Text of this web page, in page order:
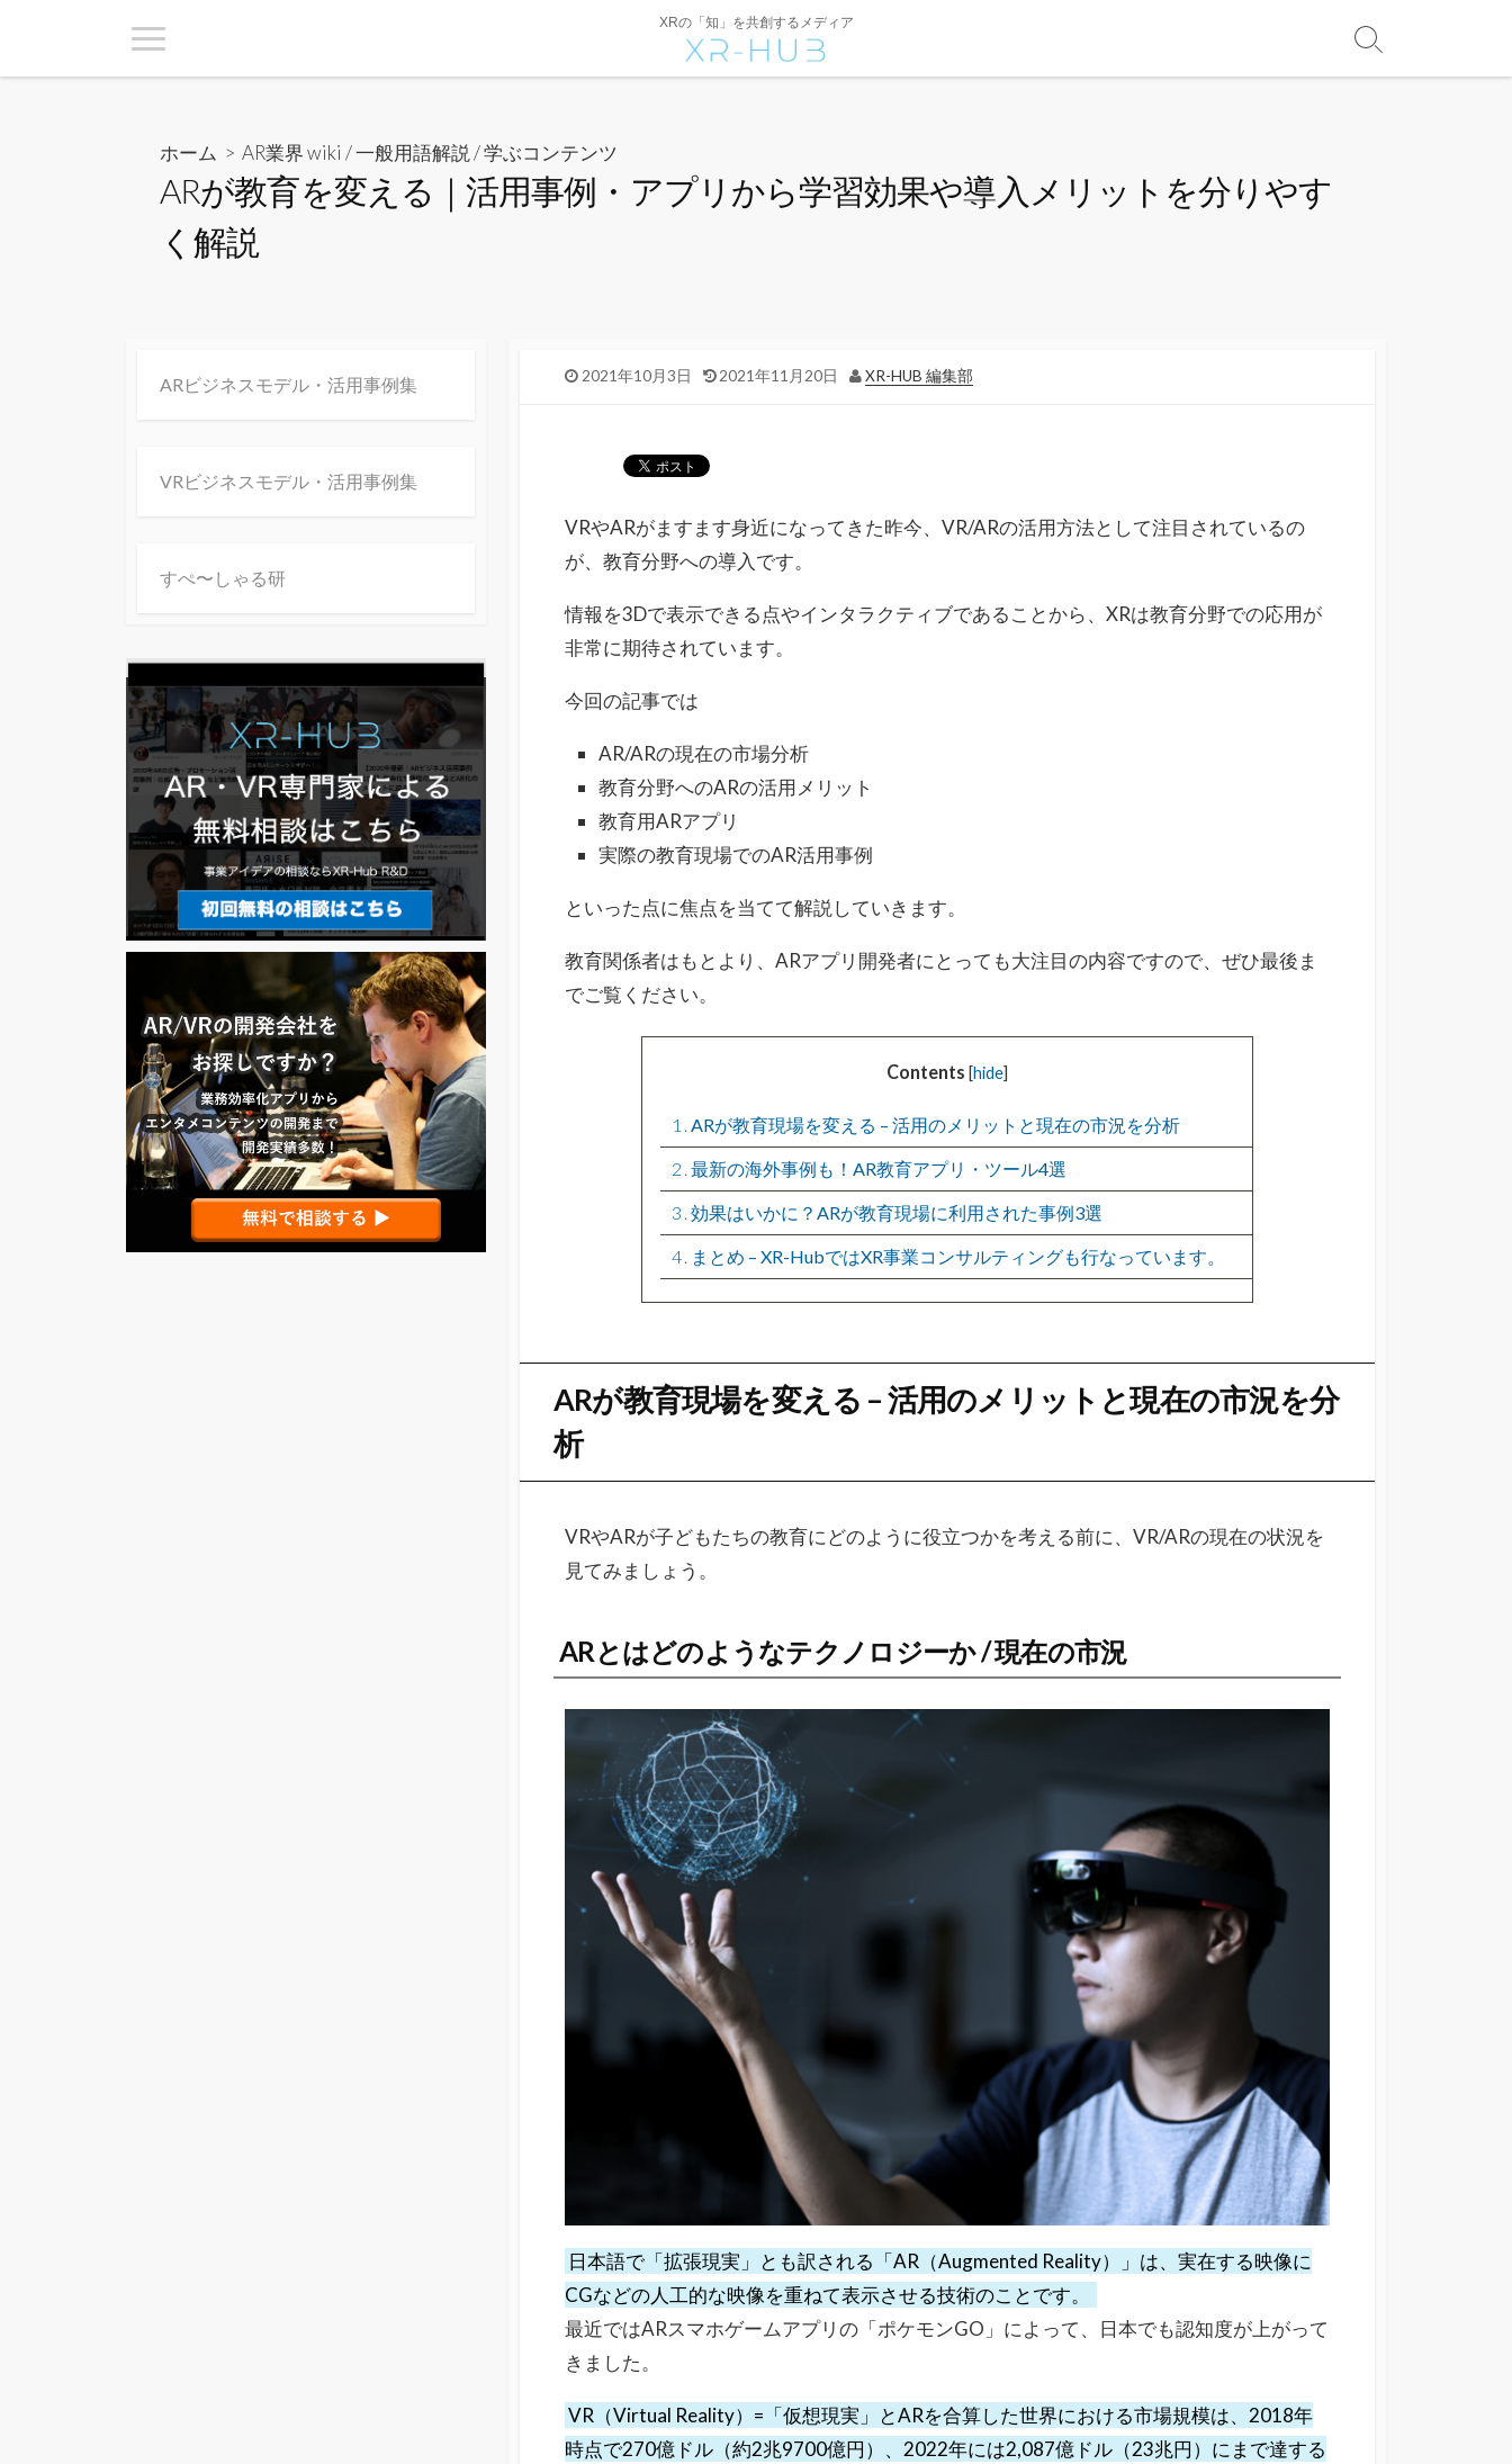
XRの「知」を共創するメディア
ホーム > AR業界 wiki / 一般用語解説 /学ぶコンテンツ
ARが教育を変える｜活用事例・アプリから学習効果や導入メリットを分りやす
く解説
2021年10月3日 2021年11月20日 XR-HUB 編集部
VRやARがますます身近になってきた昨今、VR/ARの活用方法として注目されているの
が、教育分野への導入です。
情報を3Dで表示できる点やインタラクティブであることから、XRは教育分野での応用が
非常に期待されています。
今回の記事では
AR/ARの現在の市場分析
教育分野へのARの活用メリット
教育用ARアプリ
実際の教育現場でのAR活用事例
といった点に焦点を当てて解説していきます。
教育関係者はもとより、ARアプリ開発者にとっても大注目の内容ですので、ぜひ最後ま
でご覧ください。
Contents [hide]
1 ARが教育現場を変える – 活用のメリットと現在の市況を分析
2 最新の海外事例も！AR教育アプリ・ツール4選
3 効果はいかに？ARが教育現場に利用された事例3選
4 まとめ – XR-HubではXR事業コンサルティングも行なっています。
ARが教育現場を変える – 活用のメリットと現在の市況を分
析
VRやARが子どもたちの教育にどのように役立つかを考える前に、VR/ARの現在の状況を
見てみましょう。
ARとはどのようなテクノロジーか / 現在の市況
日本語で「拡張現実」とも訳される「AR（Augmented Reality）」は、実在する映像に
CGなどの人工的な映像を重ねて表示させる技術のことです。
最近ではARスマホゲームアプリの「ポケモンGO」によって、日本でも認知度が上がって
きました。
VR（Virtual Reality）=「仮想現実」とARを合算した世界における市場規模は、2018年
時点で270億ドル（約2兆9700億円）、2022年には2,087億ドル（23兆円）にまで達する
ARビジネスモデル・活用事例集
VRビジネスモデル・活用事例集
すぺ〜しゃる研